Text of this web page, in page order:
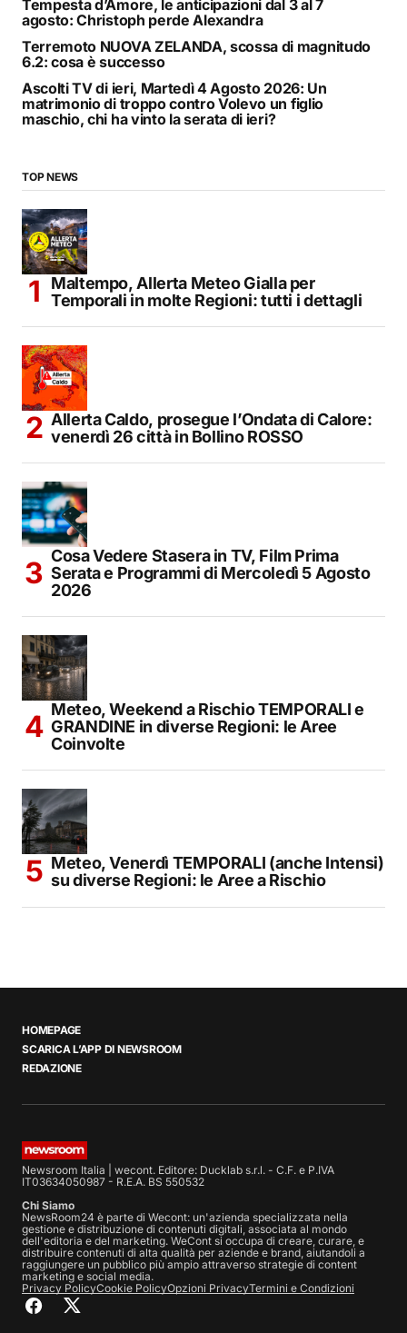
Tempesta d’Amore, le anticipazioni dal 3 al 7
agosto: Christoph perde Alexandra
Terremoto NUOVA ZELANDA, scossa di magnitudo
6.2: cosa è successo
Ascolti TV di ieri, Martedì 4 Agosto 2026: Un
matrimonio di troppo contro Volevo un figlio
maschio, chi ha vinto la serata di ieri?
TOP NEWS
Maltempo, Allerta Meteo Gialla per
Temporali in molte Regioni: tutti i dettagli
Allerta Caldo, prosegue l’Ondata di Calore:
venerdì 26 città in Bollino ROSSO
Cosa Vedere Stasera in TV, Film Prima
Serata e Programmi di Mercoledì 5 Agosto
2026
Meteo, Weekend a Rischio TEMPORALI e
GRANDINE in diverse Regioni: le Aree
Coinvolte
Meteo, Venerdì TEMPORALI (anche Intensi)
su diverse Regioni: le Aree a Rischio
HOMEPAGE
SCARICA L’APP DI NEWSROOM
REDAZIONE
Newsroom Italia | wecont. Editore: Ducklab s.r.l. - C.F. e P.IVA
IT03634050987 - R.E.A. BS 550532
Chi Siamo
NewsRoom24 è parte di Wecont: un'azienda specializzata nella
gestione e distribuzione di contenuti digitali, associata al mondo
dell'editoria e del marketing. WeCont si occupa di creare, curare, e
distribuire contenuti di alta qualità per aziende e brand, aiutandoli a
raggiungere un pubblico più ampio attraverso strategie di content
marketing e social media.
Privacy PolicyCookie PolicyOpzioni PrivacyTermini e Condizioni